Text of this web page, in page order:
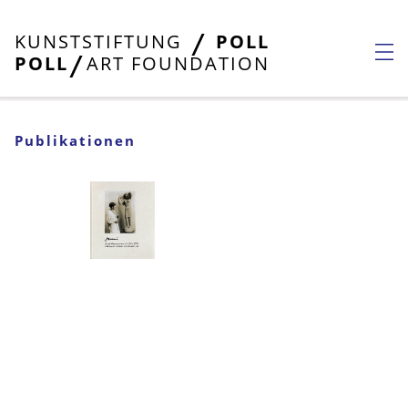
KUNSTSTIFTUNG
POLL
POLL
ART FOUNDATION
Publikationen